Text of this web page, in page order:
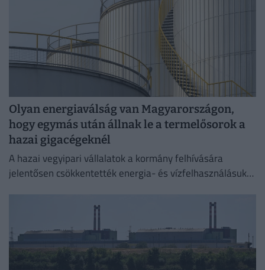
Olyan energiaválság van Magyarországon,
hogy egymás után állnak le a termelősorok a
hazai gigacégeknél
A hazai vegyipari vállalatok a kormány felhívására
jelentősen csökkentették energia- és vízfelhasználásukat